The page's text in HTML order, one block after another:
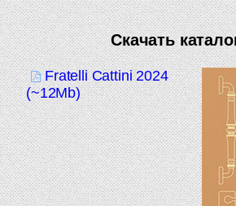
Скачать
Fratelli Cattini 2024
(~12Mb)